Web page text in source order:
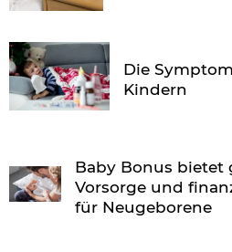
Die
Kindern
Baby Bonus bietet
Vorsorge und
für Neugeborene